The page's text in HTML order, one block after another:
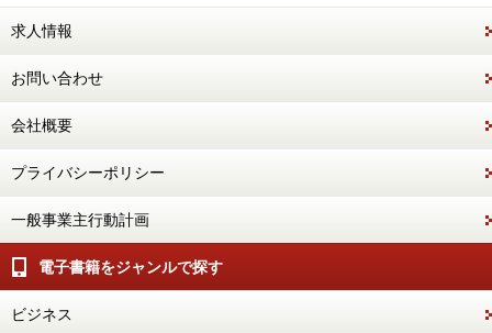
求人情報
お問い合わせ
会社概要
プライバシーポリシー
一般事業主行動計画
電子書籍をジャンルで探す
ビジネス